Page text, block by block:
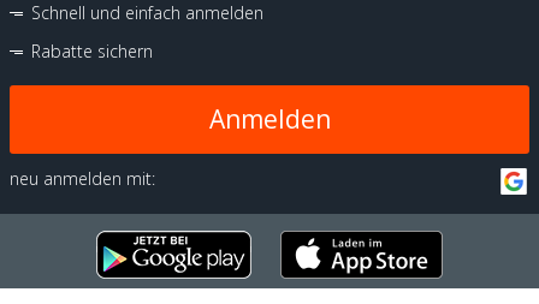
Schnell und einfach anmelden
Rabatte sichern
Anmelden
neu anmelden mit: